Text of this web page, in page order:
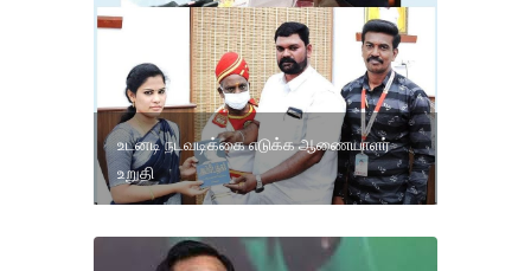
உடனடி நடவடிக்கை எடுக்க ஆணையாளர்
உறுதி